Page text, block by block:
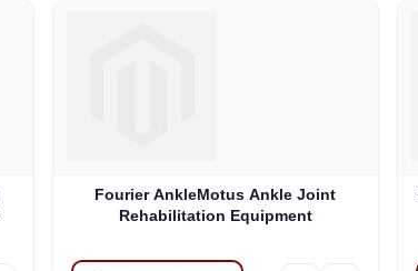
Fourier AnkleMotus Ankle Joint
Rehabilitation Equipment